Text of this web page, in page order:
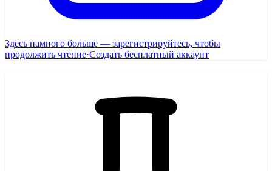
Здесь намного больше — зарегистрируйтесь, чтобы
продолжить чтение·Создать бесплатный аккаунт